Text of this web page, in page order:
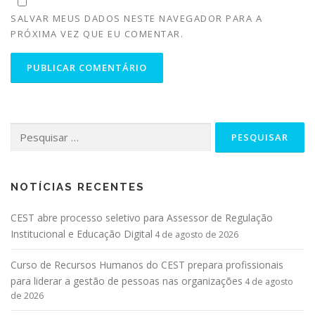
SALVAR MEUS DADOS NESTE NAVEGADOR PARA A
PRÓXIMA VEZ QUE EU COMENTAR.
NOTÍCIAS RECENTES
CEST abre processo seletivo para Assessor de Regulação
Institucional e Educação Digital 4 de agosto de 2026
Curso de Recursos Humanos do CEST prepara profissionais
para liderar a gestão de pessoas nas organizações 4 de agosto
de 2026